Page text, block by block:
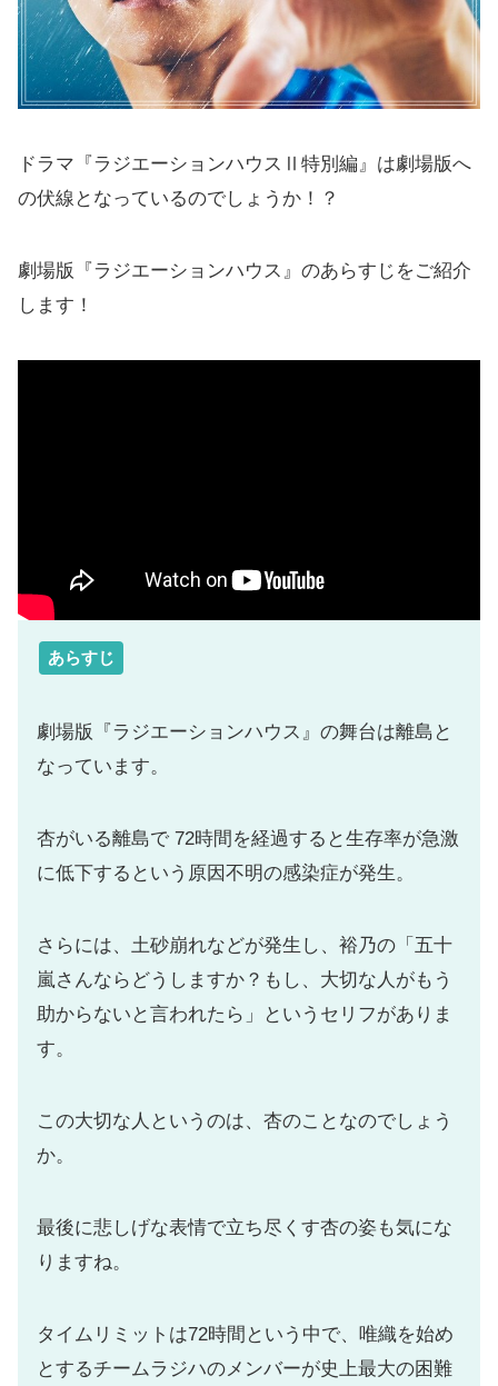
ドラマ『ラジエーションハウスⅡ特別編』は劇場版へ
の伏線となっているのでしょうか！？
劇場版『ラジエーションハウス』のあらすじをご紹介
します！
あらすじ
劇場版『ラジエーションハウス』の舞台は離島と
なっています。
杏がいる離島で 72時間を経過すると生存率が急激
に低下するという原因不明の感染症が発生。
さらには、土砂崩れなどが発生し、裕乃の「五十
嵐さんならどうしますか？もし、大切な人がもう
助からないと言われたら」というセリフがありま
す。
この大切な人というのは、杏のことなのでしょう
か。
最後に悲しげな表情で立ち尽くす杏の姿も気にな
りますね。
タイムリミットは72時間という中で、唯織を始め
とするチームラジハのメンバーが史上最大の困難